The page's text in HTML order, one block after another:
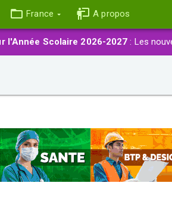
France A propos
l'Année Scolaire 2026-2027 : Les